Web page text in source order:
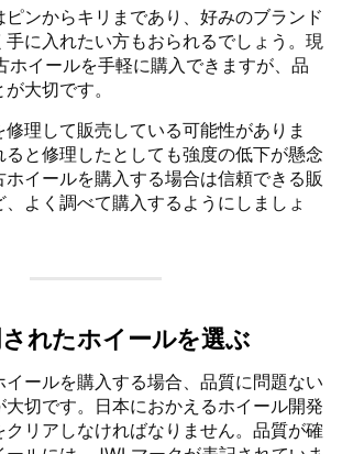
ンからキリまであり、好みのブランド
手に入れたい方もおられるでしょう。現
ホイールを手軽に購入できますが、品
大切です。
理して販売している可能性がありま
と修理したとしても強度の低下が懸念
ホイールを購入する場合は信頼できる販
よく調べて購入するようにしましょ
れたホイールを選ぶ
ールを購入する場合、品質に問題ない
切です。日本におかえるホイール開発
クリアしなければなりません。品質が確